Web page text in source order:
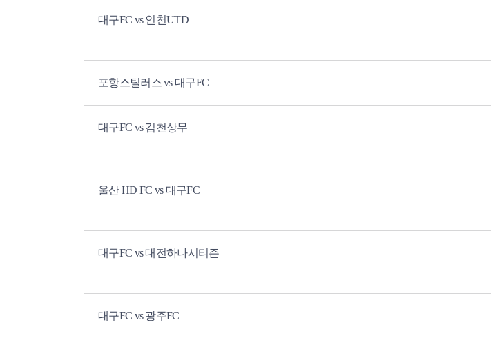
대구FC vs 인천UTD
포항스틸러스 vs 대구FC
대구FC vs 김천상무
울산 HD FC vs 대구FC
대구FC vs 대전하나시티즌
대구FC vs 광주FC